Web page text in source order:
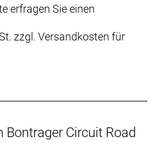
erfragen Sie einen
zzgl. Versandkosten für
Bontrager Circuit Road